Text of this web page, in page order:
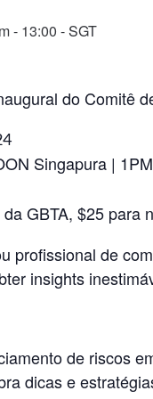
- 13:00 - SGT
do Comitê
Singapura |
GBTA, $25 para
profissional de
insights
de riscos
dicas e